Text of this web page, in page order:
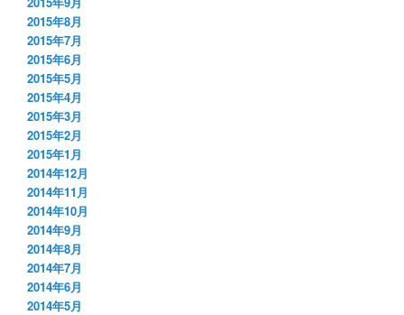
2015年8月
2015年7月
2015年6月
2015年5月
2015年4月
2015年3月
2015年2月
2015年1月
2014年12月
2014年11月
2014年10月
2014年9月
2014年8月
2014年7月
2014年6月
2014年5月